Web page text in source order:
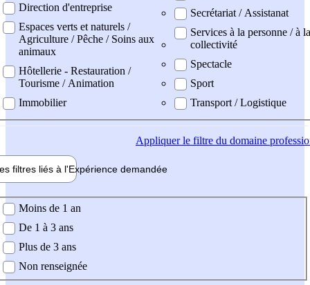
Direction d'entreprise
Espaces verts et naturels /
Agriculture / Pêche / Soins aux
animaux
Hôtellerie - Restauration /
Tourisme / Animation
Immobilier
Secrétariat / Assistanat
Services à la personne / à la
collectivité
Spectacle
Sport
Transport / Logistique
Appliquerle filtre du domaine
filtres liés à l'Expérience demandée
demandée
Moins de 1 an
De 1 à 3 ans
Plus de 3 ans
Non renseignée